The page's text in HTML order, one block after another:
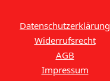
Datenschutzerklärung
Widerrufsrecht
AGB
Impressum